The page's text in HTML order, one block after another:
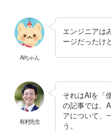
AIちゃん
エンジニアは
ージだったけ
有村先生
それはAIを「
の記事では、
アについて、
う。